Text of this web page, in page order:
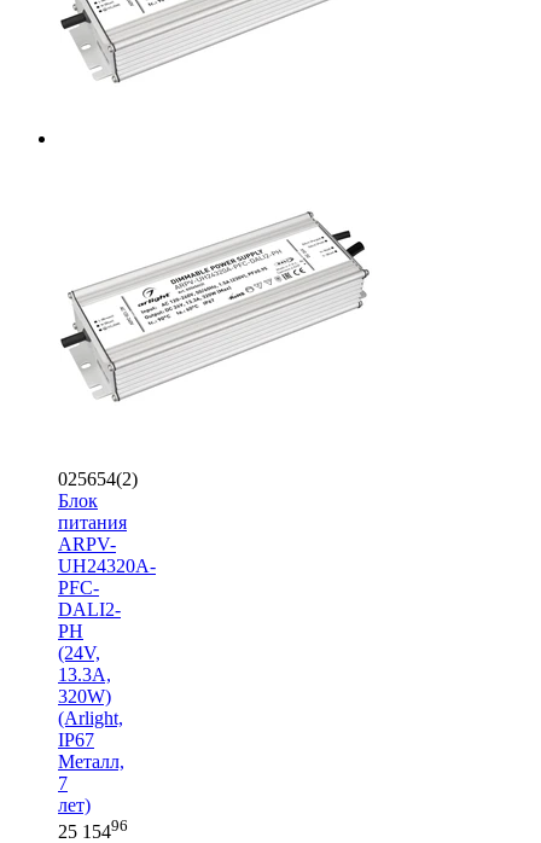
025654(2)
Блок
питания
ARPV-
UH24320A-
PFC-
DALI2-
PH
(24V,
13.3A,
320W)
(Arlight,
IP67
Металл,
7
лет)
25 15496